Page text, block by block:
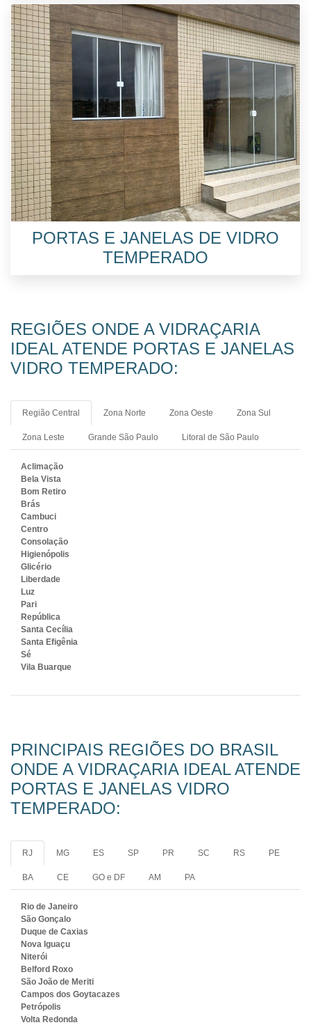
PORTAS E JANELAS DE VIDRO
TEMPERADO
REGIÕES ONDE A VIDRAÇARIA
IDEAL ATENDE PORTAS E JANELAS
VIDRO TEMPERADO:
Região Central Zona Norte Zona Oeste Zona Sul
Zona Leste Grande São Paulo Litoral de São Paulo
Aclimação
Bela Vista
Bom Retiro
Brás
Cambuci
Centro
Consolação
Higienópolis
Glicério
Liberdade
Luz
Pari
República
Santa Cecília
Santa Efigênia
Sé
Vila Buarque
PRINCIPAIS REGIÕES DO BRASIL
ONDE A VIDRAÇARIA IDEAL ATENDE
PORTAS E JANELAS VIDRO
TEMPERADO:
RJ MG ES SP PR SC RS PE
BA CE GO e DF AM PA
Rio de Janeiro
São Gonçalo
Duque de Caxias
Nova Iguaçu
Niterói
Belford Roxo
São João de Meriti
Campos dos Goytacazes
Petrópolis
Volta Redonda